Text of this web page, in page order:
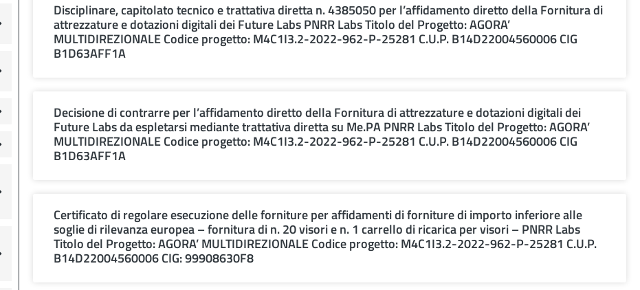
Disciplinare, capitolato tecnico e trattativa diretta n. 4385050 per l’affidamento diretto della Fornitura di
attrezzature e dotazioni digitali dei Future Labs PNRR Labs Titolo del Progetto: AGORA’
MULTIDIREZIONALE Codice progetto: M4C1I3.2-2022-962-P-25281 C.U.P. B14D22004560006 CIG
B1D63AFF1A
Decisione di contrarre per l’affidamento diretto della Fornitura di attrezzature e dotazioni digitali dei
Future Labs da espletarsi mediante trattativa diretta su Me.PA PNRR Labs Titolo del Progetto: AGORA’
MULTIDIREZIONALE Codice progetto: M4C1I3.2-2022-962-P-25281 C.U.P. B14D22004560006 CIG
B1D63AFF1A
Certificato di regolare esecuzione delle forniture per affidamenti di forniture di importo inferiore alle
soglie di rilevanza europea – fornitura di n. 20 visori e n. 1 carrello di ricarica per visori – PNRR Labs
Titolo del Progetto: AGORA’ MULTIDIREZIONALE Codice progetto: M4C1I3.2-2022-962-P-25281 C.U.P.
B14D22004560006 CIG: 99908630F8